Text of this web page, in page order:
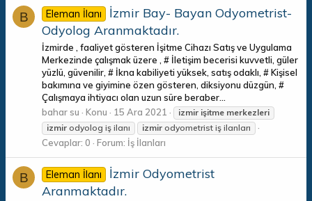
B Eleman İlanı
İzmir Bay- Bayan Odyometrist-
Odyolog Aranmaktadır.
İzmirde , faaliyet gösteren İşitme Cihazı Satış ve Uygulama
Merkezinde çalışmak üzere , # İletişim becerisi kuvvetli, güler
yüzlü, güvenilir, # İkna kabiliyeti yüksek, satış odaklı, # Kişisel
bakımına ve giyimine özen gösteren, diksiyonu düzgün, #
Çalışmaya ihtiyacı olan uzun süre beraber...
bahar su
Konu 15 Ara 2021 izmir işitme merkezleri
izmir odyolog iş ilanı izmir odyometrist iş ilanları
Cevaplar: 0 Forum: İş İlanları
B Eleman İlanı
İzmir Odyometrist
Aranmaktadır.